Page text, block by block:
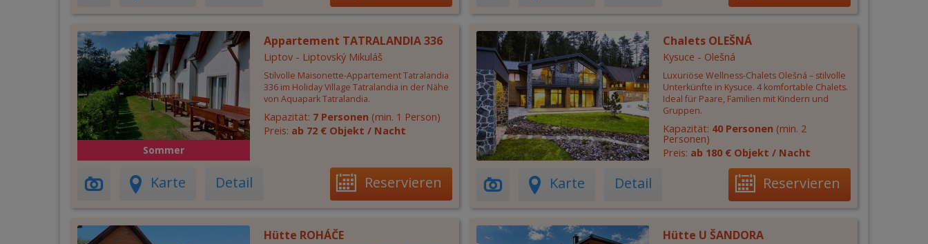
Sommer
Appartement TATRALANDIA 336
Liptov - Liptovský Mikuláš
Stilvolle Maisonette-Appartement Tatralandia
336 im Holiday Village Tatralandia in der Nähe
von Aquapark Tatralandia.
Kapazität: 7 Personen (min. 1 Person)
Preis: ab 72 € Objekt / Nacht
Karte Detail Reservieren
Chalets OLEŠNÁ
Kysuce - Olešná
Luxuriöse Wellness-Chalets Olešná – stilvolle
Unterkünfte in Kysuce. 4 komfortable Chalets.
Ideal für Paare, Familien mit Kindern und
Gruppen.
Kapazität: 40 Personen (min. 2
Personen)
Preis: ab 180 € Objekt / Nacht
Karte Detail Reservieren
Hütte ROHÁČE Hütte U ŠANDORA